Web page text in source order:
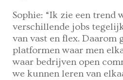
Sophie: “Ik zie een trend
verschillende jobs
van vast en flex. Daarom
platformen waar men
waar bedrijven open
we kunnen leren van